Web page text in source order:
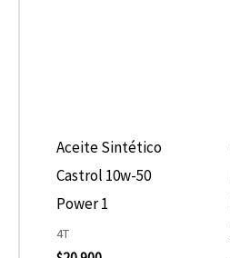
Aceite Sintético
Castrol 10w-50
Power 1
4T